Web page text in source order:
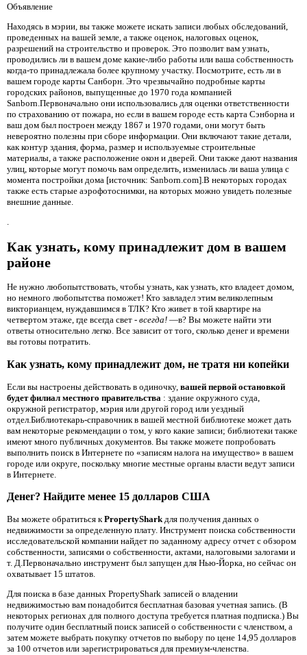
Объявление
Находясь в мэрии, вы также можете искать записи любых обследований,
проведенных на вашей земле, а также оценок, налоговых оценок,
разрешений на строительство и проверок. Это позволит вам узнать,
проводились ли в вашем доме какие-либо работы или ваша собственность
когда-то принадлежала более крупному участку. Посмотрите, есть ли в
вашем городе карты Санборн. Это чрезвычайно подробные карты
городских районов, выпущенные до 1970 года компанией
Sanborn.Первоначально они использовались для оценки ответственности
по страхованию от пожара, но если в вашем городе есть карта Сэнборна и
ваш дом был построен между 1867 и 1970 годами, они могут быть
невероятно полезны при сборе информации. Они включают такие детали,
как контур здания, форма, размер и используемые строительные
материалы, а также расположение окон и дверей. Они также дают названия
улиц, которые могут помочь вам определить, изменилась ли ваша улица с
момента постройки дома [источник: Sanborn.com].В некоторых городах
также есть старые аэрофотоснимки, на которых можно увидеть полезные
внешние данные.
.
Как узнать, кому принадлежит дом в вашем
районе
Не нужно любопытствовать, чтобы узнать, как узнать, кто владеет домом,
но немного любопытства поможет! Кто завладел этим великолепным
викторианцем, нуждавшимся в ТЛК? Кто живет в той квартире на
четвертом этаже, где всегда свет - всегда! —в? Вы можете найти эти
ответы относительно легко. Все зависит от того, сколько денег и времени
вы готовы потратить.
Как узнать, кому принадлежит дом, не тратя ни копейки
Если вы настроены действовать в одиночку, вашей первой остановкой
будет филиал местного правительства : здание окружного суда,
окружной регистратор, мэрия или другой город или уездный
отдел.Библиотекарь-справочник в вашей местной библиотеке может дать
вам некоторые рекомендации о том, у кого какие записи; библиотеки также
имеют много публичных документов. Вы также можете попробовать
выполнить поиск в Интернете по «записям налога на имущество» в вашем
городе или округе, поскольку многие местные органы власти ведут записи
в Интернете.
Денег? Найдите менее 15 долларов США
Вы можете обратиться к PropertyShark для получения данных о
недвижимости за определенную плату. Инструмент поиска собственности
исследовательской компании найдет по заданному адресу отчет с обзором
собственности, записями о собственности, актами, налоговыми залогами и
т. Д.Первоначально инструмент был запущен для Нью-Йорка, но сейчас он
охватывает 15 штатов.
Для поиска в базе данных PropertyShark записей о владении
недвижимостью вам понадобится бесплатная базовая учетная запись. (В
некоторых регионах для полного доступа требуется платная подписка.) Вы
получите один бесплатный поиск записей о собственности с членством, а
затем можете выбрать покупку отчетов по выбору по цене 14,95 долларов
за 100 отчетов или зарегистрироваться для премиум-членства.